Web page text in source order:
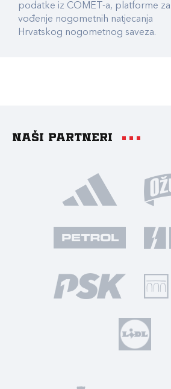
podatke iz COMET-a, platforme za
vođenje nogometnih natjecanja
Hrvatskog nogometnog saveza.
Naši partneri